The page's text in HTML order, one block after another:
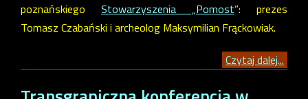
poznańskiego Stowarzyszenia „Pomost”: prezes
Tomasz Czabański i archeolog Maksymilian Frąckowiak.
Czytaj dalej...